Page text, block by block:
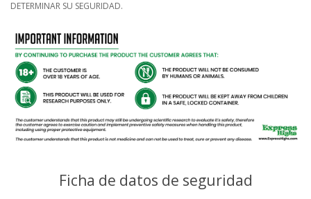
DETERMINAR SU SEGURIDAD.
Ficha de datos de seguridad